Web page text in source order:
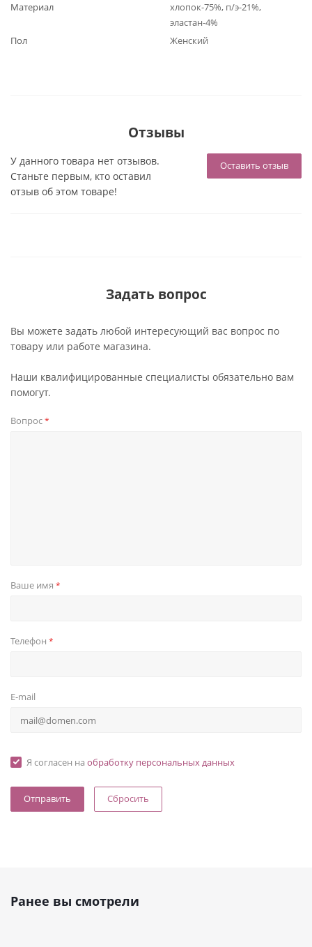
Материал
хлопок-75%, п/э-21%,
эластан-4%
Пол
Женский
Отзывы
Оставить отзыв
У данного товара нет отзывов.
Станьте первым, кто оставил
отзыв об этом товаре!
Задать вопрос
Вы можете задать любой интересующий вас вопрос по
товару или работе магазина.
Наши квалифицированные специалисты обязательно вам
помогут.
Вопрос*
Ваше имя *
Телефон *
E-mail
Я согласен на обработку персональных данных
Сбросить
Ранее вы смотрели